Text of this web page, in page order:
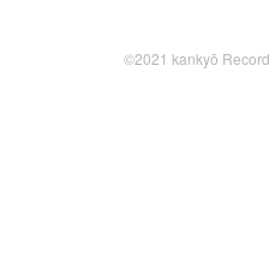
©2021 kankyō